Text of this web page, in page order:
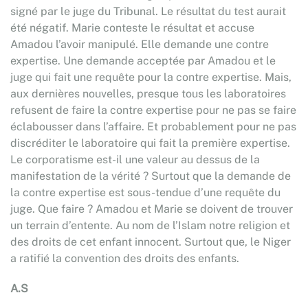
signé par le juge du Tribunal. Le résultat du test aurait
été négatif. Marie conteste le résultat et accuse
Amadou l’avoir manipulé. Elle demande une contre
expertise. Une demande acceptée par Amadou et le
juge qui fait une requête pour la contre expertise. Mais,
aux dernières nouvelles, presque tous les laboratoires
refusent de faire la contre expertise pour ne pas se faire
éclabousser dans l’affaire. Et probablement pour ne pas
discréditer le laboratoire qui fait la première expertise.
Le corporatisme est-il une valeur au dessus de la
manifestation de la vérité ? Surtout que la demande de
la contre expertise est sous-tendue d’une requête du
juge. Que faire ? Amadou et Marie se doivent de trouver
un terrain d’entente. Au nom de l’Islam notre religion et
des droits de cet enfant innocent. Surtout que, le Niger
a ratifié la convention des droits des enfants.
A.S